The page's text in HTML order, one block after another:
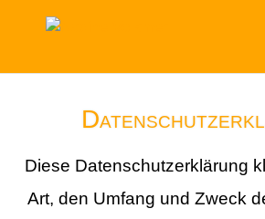
Diese Datenschutzerklärung
Art, den Umfang und Zweck